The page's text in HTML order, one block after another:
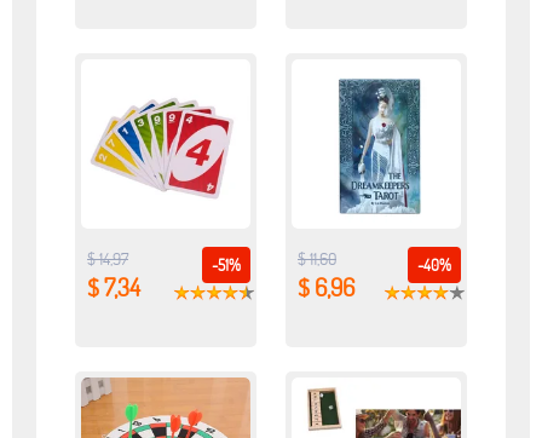
-51%
$ 14,97
$ 7,34
-40%
$ 11,60
$ 6,96